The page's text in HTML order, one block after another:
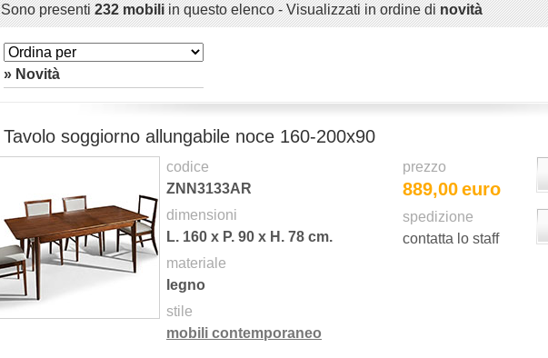
Sono presenti232 mobiliin questo elenco - Visualizzati in ordine dinovità
» Novità
Tavolo soggiorno allungabile noce 160-200x90
codice
ZNN3133AR
dimensioni
L. 160 x P. 90 x H. 78 cm.
materiale
legno
stile
mobili contemporaneo
prezzo
889,00euro
spedizione
contatta lo staff